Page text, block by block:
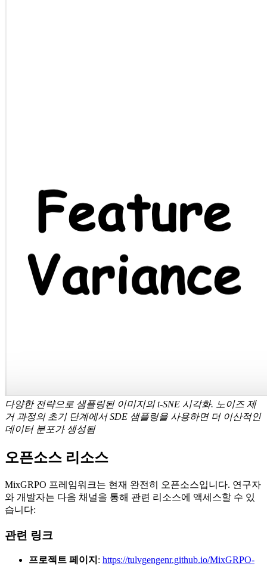
다양한 전략으로 샘플링된 이미지의 t-SNE 시각화. 노이즈 제
거 과정의 초기 단계에서 SDE 샘플링을 사용하면 더 이산적인
데이터 분포가 생성됨
오픈소스 리소스
MixGRPO 프레임워크는 현재 완전히 오픈소스입니다. 연구자
와 개발자는 다음 채널을 통해 관련 리소스에 액세스할 수 있
습니다:
관련 링크
프로젝트 페이지 : https://tulvgengenr.github.io/MixGRPO-